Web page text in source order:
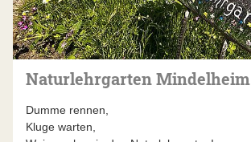
Naturlehrgarten Mindelheim
Dumme rennen,
Kluge warten,